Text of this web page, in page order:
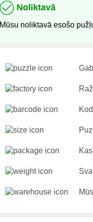
Noliktavā
Mūsu noliktavā esošo